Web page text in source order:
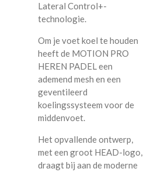
Lateral Control+-
technologie.
Om je voet koel te houden
heeft de MOTION PRO
HEREN PADEL een
ademend mesh en een
geventileerd
koelingssysteem voor de
middenvoet.
Het opvallende ontwerp,
met een groot HEAD-logo,
draagt bij aan de moderne